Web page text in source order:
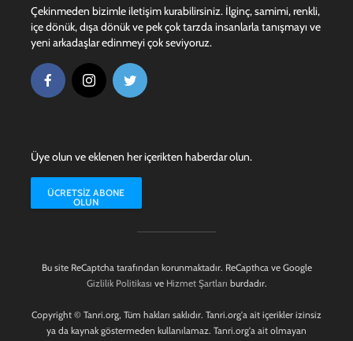
Çekinmeden bizimle iletişim kurabilirsiniz. İlginç, samimi, renkli,
içe dönük, dışa dönük ve pek çok tarzda insanlarla tanışmayı ve
yeni arkadaşlar edinmeyi çok seviyoruz.
Üye olun ve eklenen her içerikten haberdar olun.
ÜCRETSIZ ABONE
OLUN
Bu site ReCaptcha tarafından korunmaktadır. ReCapthca ve Google
Gizlilik Politikası ve Hizmet Şartları burdadır.
Copyright © Tanri.org, Tüm hakları saklıdır. Tanri.org'a ait içerikler izinsiz
ya da kaynak göstermeden kullanılamaz. Tanri.org'a ait olmayan